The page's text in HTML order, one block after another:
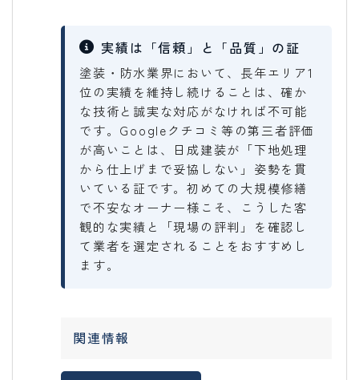
実績は「信頼」と「品質」の証
塗装・防水業界において、長年エリア1
位の実績を維持し続けることは、確か
な技術と誠実な対応がなければ不可能
です。Googleクチコミ等の第三者評価
が高いことは、日成建装が「下地処理
から仕上げまで妥協しない」姿勢を貫
いている証です。初めての大規模修繕
で不安なオーナー様こそ、こうした客
観的な実績と「現場の評判」を確認し
て業者を選定されることをおすすめし
ます。
関連情報